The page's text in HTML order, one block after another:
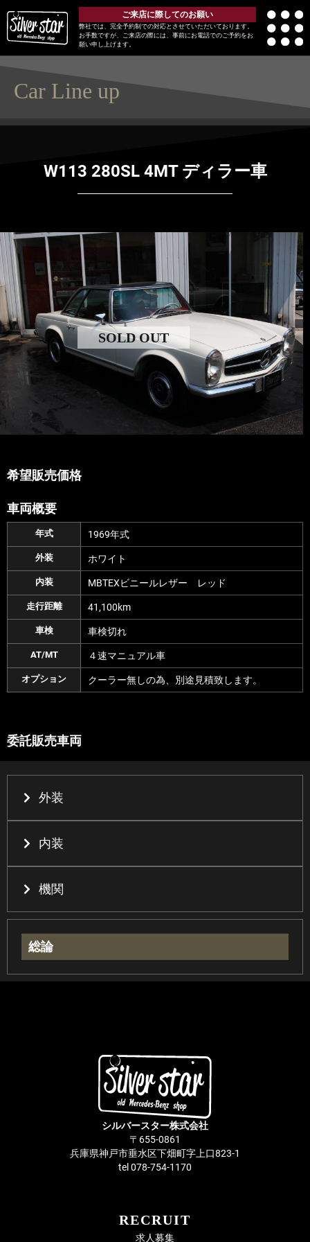
ご来店に際してのお願い
弊社では、完全予約制での対応とさせていただいております。
お手数ですが、ご来店の際には、事前にお電話でのご予約をお
願い申し上げます。
Car Line up
W113 280SL 4MT ディラー車
SOLD OUT
希望販売価格
車両概要
年式 1969年式
外装 ホワイト
内装 MBTEXビニールレザー レッド
走行距離 41,100km
車検 車検切れ
AT/MT ４速マニュアル車
オプション クーラー無しの為、別途見積致します。
委託販売車両
外装
内装
機関
総論
シルバースター株式会社
〒655-0861
兵庫県神戸市垂水区下畑町字上口823-1
tel 078-754-1170
RECRUIT
求人募集